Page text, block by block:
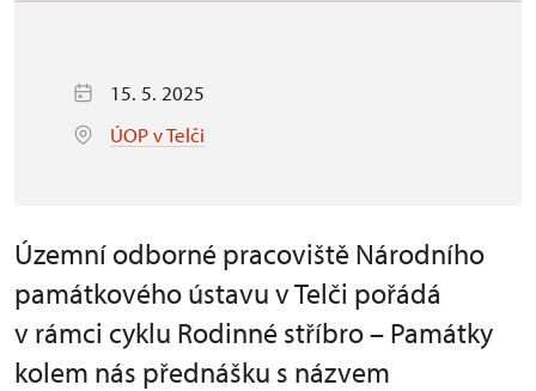
15. 5. 2025
ÚOP v Telči
Územní odborné pracoviště Národního
památkového ústavu v Telči pořádá
v rámci cyklu Rodinné stříbro – Památky
kolem nás přednášku s názvem